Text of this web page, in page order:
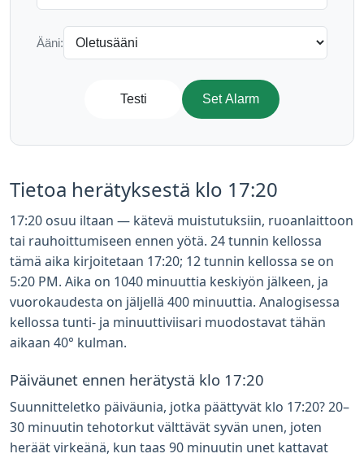
Ääni:
Testi Set Alarm
Tietoa herätyksestä klo 17:20
17:20 osuu iltaan — kätevä muistutuksiin, ruoanlaittoon
tai rauhoittumiseen ennen yötä. 24 tunnin kellossa
tämä aika kirjoitetaan 17:20; 12 tunnin kellossa se on
5:20 PM. Aika on 1040 minuuttia keskiyön jälkeen, ja
vuorokaudesta on jäljellä 400 minuuttia. Analogisessa
kellossa tunti- ja minuuttiviisari muodostavat tähän
aikaan 40° kulman.
Päiväunet ennen herätystä klo 17:20
Suunnitteletko päiväunia, jotka päättyvät klo 17:20? 20–
30 minuutin tehotorkut välttävät syvän unen, joten
heräät virkeänä, kun taas 90 minuutin unet kattavat